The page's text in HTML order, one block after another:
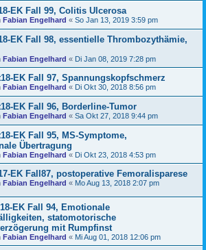
EK Fall 99, Colitis Ulcerosa
Fabian Engelhard « So Jan 13, 2019 3:59 pm
EK Fall 98, essentielle Thrombozythämie,
Fabian Engelhard « Di Jan 08, 2019 7:28 pm
EK Fall 97, Spannungskopfschmerz
Fabian Engelhard « Di Okt 30, 2018 8:56 pm
EK Fall 96, Borderline-Tumor
Fabian Engelhard « Sa Okt 27, 2018 9:44 pm
EK Fall 95, MS-Symptome,
Übertragung
Fabian Engelhard « Di Okt 23, 2018 4:53 pm
EK Fall87, postoperative Femoralisparese
Fabian Engelhard « Mo Aug 13, 2018 2:07 pm
EK Fall 94, Emotionale
statomotorische
mit Rumpfinst
Fabian Engelhard « Mi Aug 01, 2018 12:06 pm